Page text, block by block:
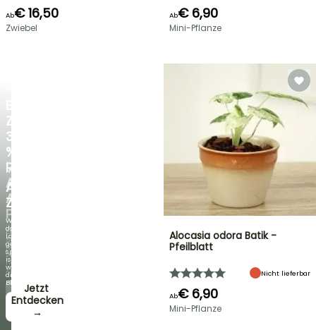
ZU
30
%
RABATT
AUF
AUSGEWÄHLTE
PFLANZEN!
Entdecken
Sie
jede
Woche
neue
Angebote
Jetzt
zugreifen!
→
NEU
AGAPANTHUS
ZAMBEZI
Wenn
das
Laub
genauso
spektakulär
ist
wie
die
Blüten!
Entdecken
→
Ab€ 16,50
Zwiebel
Ab€ 6,90
Mini-Pflanze
Alocasia odora Batik -
Pfeilblatt
Nicht lieferbar
Ab€ 6,90
Mini-Pflanze